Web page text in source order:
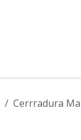
Cerrradura